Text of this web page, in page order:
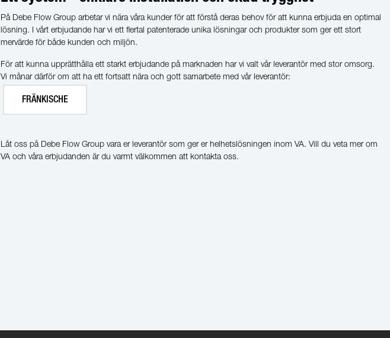
På Debe Flow Group arbetar vi nära våra kunder för att förstå deras behov för att kunna erbjuda en optimal
lösning. I vårt erbjudande har vi ett flertal patenterade unika lösningar och produkter som ger ett stort
mervärde för både kunden och miljön.
För att kunna upprätthålla ett starkt erbjudande på marknaden har vi valt vår leverantör med stor omsorg.
Vi månar därför om att ha ett fortsatt nära och gott samarbete med vår leverantör:
FRÄNKISCHE
Låt oss på Debe Flow Group vara er leverantör som ger er helhetslösningen inom VA. Vill du veta mer om
VA och våra erbjudanden är du varmt välkommen att kontakta oss.